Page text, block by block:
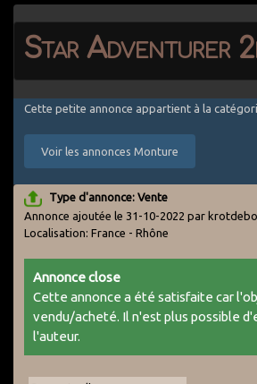
Star Adventurer
Cette petite annonce appartient à la
Voir les annonces Monture
Type d'annonce: Vente
Annonce ajoutée le 31-10-2022 par
Localisation: France - Rhône
Annonce close
Cette annonce a été satisfaite car
vendu/acheté. Il n'est plus possible
l'auteur.